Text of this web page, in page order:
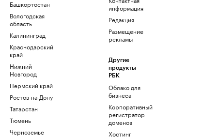
Башкортостан
Вологодская
область
Калининград
Краснодарский
край
Нижний
Новгород
Пермский край
Ростов-на-Дону
Татарстан
Тюмень
Черноземье
информация
Редакция
Размещение
рекламы
Другие
продукты
РБК
Облако для
бизнеса
Корпоративный
регистратор
доменов
Хостинг